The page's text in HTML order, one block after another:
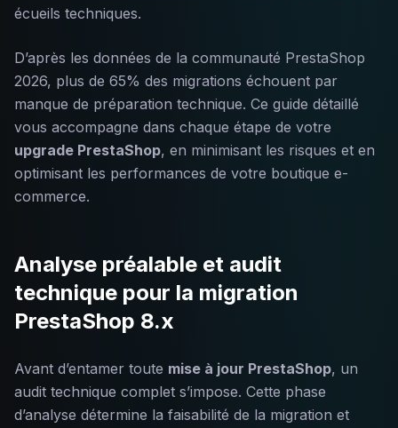
écueils techniques.
D’après les données de la communauté PrestaShop
2026, plus de 65% des migrations échouent par
manque de préparation technique. Ce guide détaillé
vous accompagne dans chaque étape de votre
upgrade PrestaShop, en minimisant les risques et en
optimisant les performances de votre boutique e-
commerce.
Analyse préalable et audit
technique pour la migration
PrestaShop 8.x
Avant d’entamer toute mise à jour PrestaShop, un
audit technique complet s’impose. Cette phase
d’analyse détermine la faisabilité de la migration et